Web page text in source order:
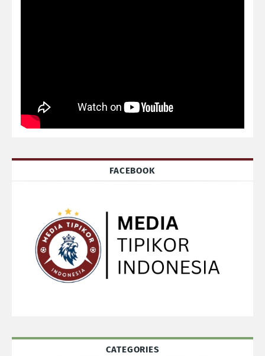
FACEBOOK
CATEGORIES